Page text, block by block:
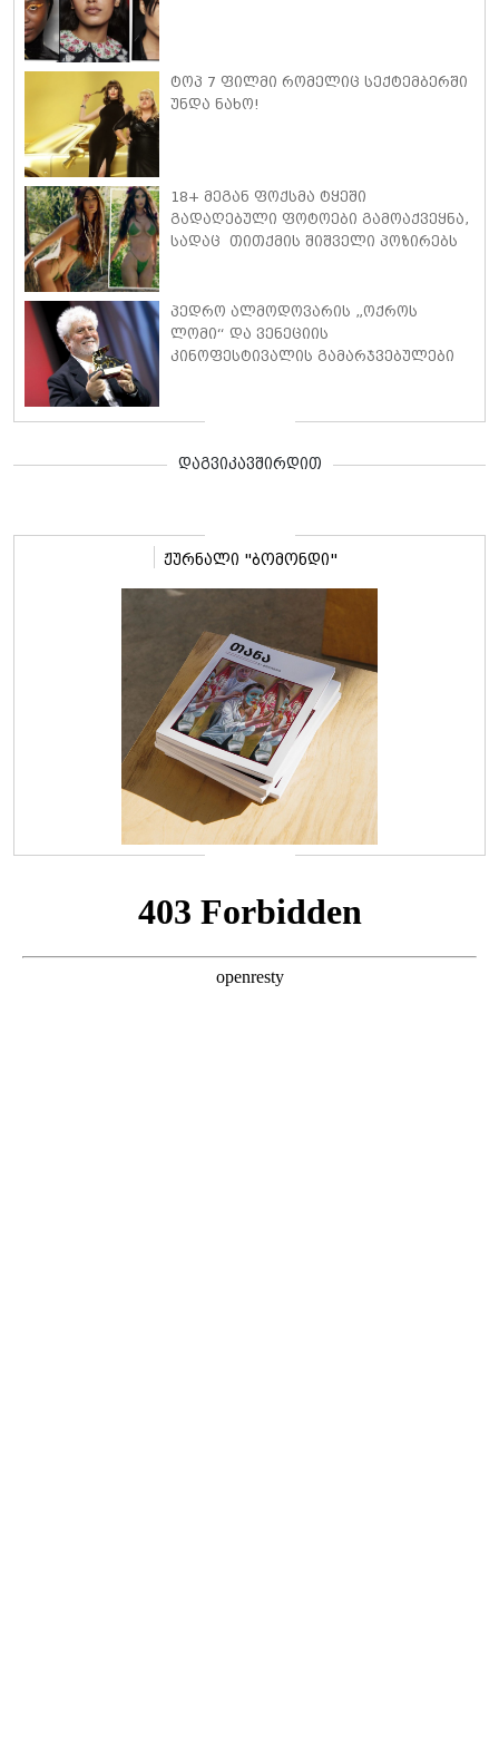
ტოპ 7 ფილმი რომელიც სექტემბერში
უნდა ნახო!
18+ მეგან ფოქსმა ტყეში
გადაღებული ფოტოები გამოაქვეყნა,
სადაც თითქმის შიშველი პოზირებს
პედრო ალმოდოვარის „ოქროს
ლომი“ და ვენეციის
კინოფესტივალის გამარჯვებულები
დაგვიკავშირდით
ჟურნალი "ბომონდი"